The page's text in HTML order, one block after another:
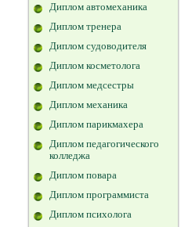
Диплом автомеханика
Диплом тренера
Диплом судоводителя
Диплом косметолога
Диплом медсестры
Диплом механика
Диплом парикмахера
Диплом педагогического
колледжа
Диплом повара
Диплом программиста
Диплом психолога